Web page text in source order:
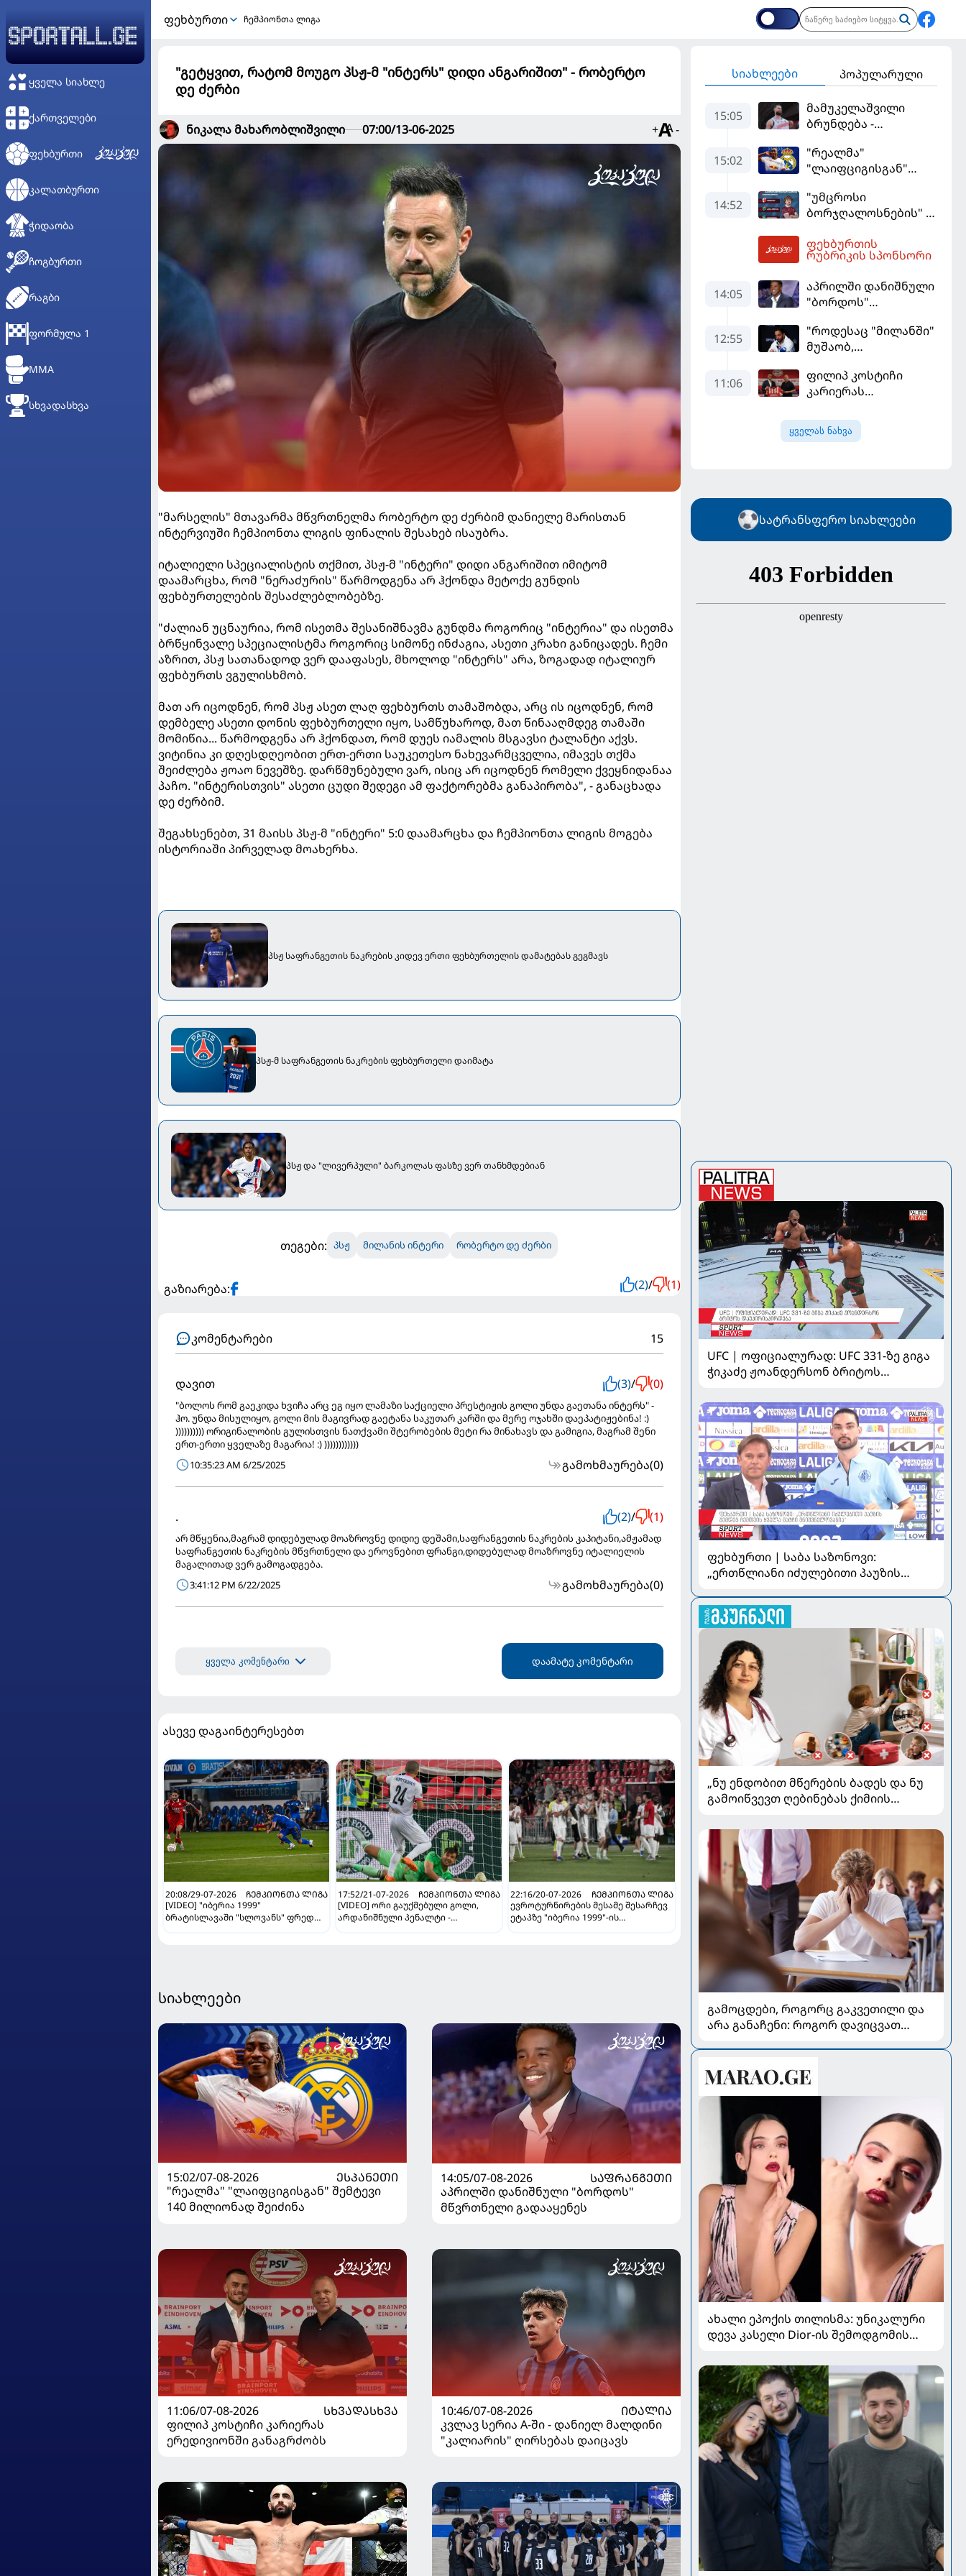
ᲧᲕᲔᲚᲐ ᲡᲘᲐᲮᲚᲔ
ᲥᲐᲠᲗᲕᲔᲚᲔᲑᲘ
ᲤᲔᲮᲑᲣᲠᲗᲘ
ᲙᲐᲚᲐᲗᲑᲣᲠᲗᲘ
ᲭᲘᲓᲐᲝᲑᲐ
ᲩᲝᲒᲑᲣᲠᲗᲘ
ᲠᲐᲒᲑᲘ
ᲤᲝᲠᲛᲣᲚᲐ 1
MMA
ᲡᲮᲕᲐᲓᲐᲡᲮᲕᲐ
ᲤᲔᲮᲑᲣᲠᲗᲘ ჩემპიონთა ლიგა
"გეტყვით, რატომ მოუგო პსჟ-მ "ინტერს" დიდი ანგარიშით" - რობერტო
დე ძერბი
ნიკალა მახარობლიშვილი 07:00/13-06-2025 + -
"მარსელის" მთავარმა მწვრთნელმა რობერტო დე ძერბიმ დანიელე მარისთან
ინტერვიუში ჩემპიონთა ლიგის ფინალის შესახებ ისაუბრა.
იტალიელი სპეციალისტის თქმით, პსჟ-მ "ინტერი" დიდი ანგარიშით იმიტომ
დაამარცხა, რომ "ნერაძურის" წარმოდგენა არ ჰქონდა მეტოქე გუნდის
ფეხბურთელების შესაძლებლობებზე.
"ძალიან უცნაურია, რომ ისეთმა შესანიშნავმა გუნდმა როგორიც "ინტერია" და ისეთმა
ბრწყინვალე სპეციალისტმა როგორიც სიმონე ინძაგია, ასეთი კრახი განიცადეს. ჩემი
აზრით, პსჟ სათანადოდ ვერ დააფასეს, მხოლოდ "ინტერს" არა, ზოგადად იტალიურ
ფეხბურთს ვგულისხმობ.
მათ არ იცოდნენ, რომ პსჟ ასეთ ლაღ ფეხბურთს თამაშობდა, არც ის იცოდნენ, რომ
დემბელე ასეთი დონის ფეხბურთელი იყო, სამწუხაროდ, მათ წინააღმდეგ თამაში
მომიწია... წარმოდგენა არ ჰქონდათ, რომ დუეს იამალის მსგავსი ტალანტი აქვს.
ვიტინია კი დღესდღეობით ერთ-ერთი საუკეთესო ნახევარმცველია, იმავეს თქმა
შეიძლება ჟოაო ნევეშზე. დარწმუნებული ვარ, ისიც არ იცოდნენ რომელი ქვეყნიდანაა
პაჩო. "ინტერისთვის" ასეთი ცუდი შედეგი ამ ფაქტორებმა განაპირობა", - განაცხადა
დე ძერბიმ.
შეგახსენებთ, 31 მაისს პსჟ-მ "ინტერი" 5:0 დაამარცხა და ჩემპიონთა ლიგის მოგება
ისტორიაში პირველად მოახერხა.
პსჟ საფრანგეთის ნაკრების კიდევ ერთი ფეხბურთელის დამატებას გეგმავს
პსჟ-მ საფრანგეთის ნაკრების ფეხბურთელი დაიმატა
პსჟ და "ლივერპული" ბარკოლას ფასზე ვერ თანხმდებიან
თეგები: პსჟ მილანის ინტერი რობერტო დე ძერბი
გაზიარება: (2)/ (1)
კომენტარები 15
დავით (3)/ (0)
"ბოლოს რომ გაეკიდა ხვიჩა არც ეგ იყო ლამაზი საქციელი პრესტიჟის გოლი უნდა გაეთანა ინტერს" -
ჰო. უნდა მისულიყო, გოლი მის მაგივრად გაეტანა საკუთარ კარში და მერე ოჯახში დაეპატიჟებინა! :)
)))))))))) ორიგინალობის გულისთვის ნათქვამი შტერობების მეტი რა მინახავს და გამიგია, მაგრამ შენი
ერთ-ერთი ყველაზე მაგარია! :) ))))))))))))
10:35:23 AM 6/25/2025
გამოხმაურება(0)
. (2)/ (1)
არ მწყენია,მაგრამ დიდებულად მოაზროვნე დიდიე დეშამი,საფრანგეთის ნაკრების კაპიტანი,ამჟამად
საფრანგეთის ნაკრების მწვრთნელი და ეროვნებით ფრანგი,დიდებულად მოაზროვნე იტალიელის
მაგალითად ვერ გამოგადგება.
3:41:12 PM 6/22/2025
გამოხმაურება(0)
ყველა კომენტარი დაამატე კომენტარი
ასევე დაგაინტერესებთ
20:08/29-07-2026
ᲩᲔᲛᲞᲘᲝᲜᲗᲐ ᲚᲘᲒᲐ
[VIDEO] "იბერია 1999"
ბრატისლავაში "სლოვანს" ფრედ
17:52/21-07-2026
ᲩᲔᲛᲞᲘᲝᲜᲗᲐ ᲚᲘᲒᲐ
[VIDEO] ორი გაუქმებული გოლი,
არდანიშნული პენალტი -
22:16/20-07-2026
ᲩᲔᲛᲞᲘᲝᲜᲗᲐ ᲚᲘᲒᲐ
ევროტურნირების მესამე შესარჩევ
ეტაპზე "იბერია 1999"-ის
სიახლეები
15:02/07-08-2026
ᲔᲡᲞᲐᲜᲔᲗᲘ
"რეალმა" "ლაიფციგისგან" შემტევი
140 მილიონად შეიძინა
14:05/07-08-2026
ᲡᲐᲤᲠᲐᲜᲒᲔᲗᲘ
აპრილში დანიშნული "ბორდოს"
მწვრთნელი გადააყენეს
11:06/07-08-2026
ᲡᲮᲕᲐᲓᲐᲡᲮᲕᲐ
ფილიპ კოსტიჩი კარიერას
ერედივიონში განაგრძობს
10:46/07-08-2026
ᲘᲢᲐᲚᲘᲐ
კვლავ სერია A-ში - დანიელ მალდინი
"კალიარის" ღირსებას დაიცავს
სიახლეები პოპულარული
15:05
მამუკელაშვილი
ბრუნდება -
პორტუგალიასთან
მატჩებისთვის
მზადებას 15
კალათბურთელით
15:02
"რეალმა"
"ლაიფციგისგან"
მილიონად შეიძინა
14:52
"უმცროსი
ბორჯღალოსნების"
ინგლისთან
ფეხბურთის
რუბრიკის სპონსორი
14:05
აპრილში დანიშნული
"ბორდოს"
გადააყენეს
12:55
"როდესაც "მილანში"
მუშაობ,
იბრძოლო" -
ამორიმმა
დააიმედა
11:06
ფილიპ კოსტიჩი
კარიერას
განაგრძობს
ყველას ნახვა
სატრანსფერო სიახლეები
UFC | ოფიციალურად: UFC 331-ზე გიგა
ჭიკაძე ჟოანდერსონ ბრიტოს
ფეხბურთი | საბა საზონოვი:
„ერთწლიანი იძულებითი პაუზის
მნიშვნელოვანია“
„ნუ ენდობით მწერების ბადეს და ნუ
გამოიწვევთ ღებინებას ქიმიის
ბავშვი კრიტიკულ სიტუაციაში,
პედიატრ სალომე ახვლედიანის
რჩევები
გამოცდები, როგორც გაკვეთილი და
არა განაჩენი: როგორ დავიცვათ
ახალი ეპოქის თილისმა: უნიკალური
დევა კასელი Dior-ის შემოდგომის